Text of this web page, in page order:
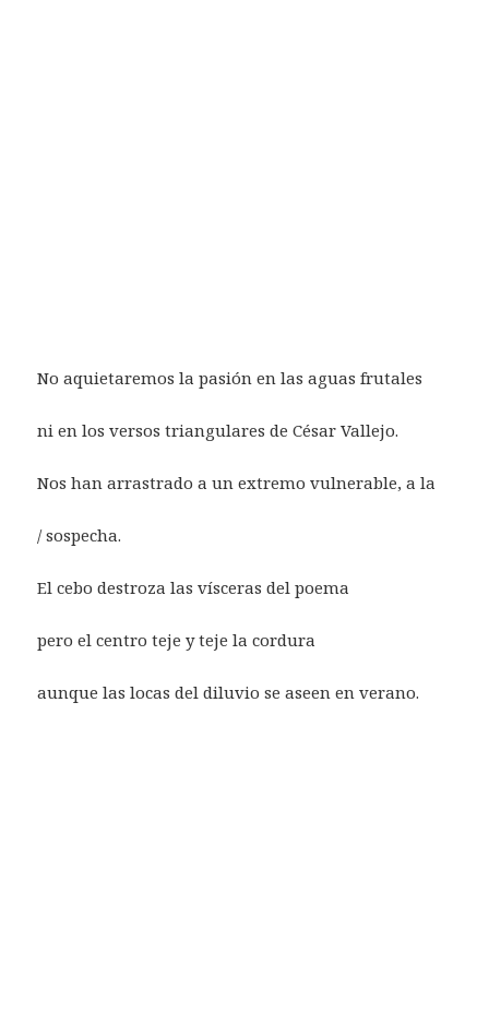
No aquietaremos la pasión en las aguas frutales
ni en los versos triangulares de César Vallejo.
Nos han arrastrado a un extremo vulnerable, a la
/ sospecha.
El cebo destroza las vísceras del poema
pero el centro teje y teje la cordura
aunque las locas del diluvio se aseen en verano.